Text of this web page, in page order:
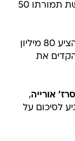
מילון ליש"א תמורת האלג'יראי, ודורשת תמורתו 50
* פריס סן ז'רמן לא עוצרת: מוכנה להציע 80 מיליון
את
סרז' אורייה,
לסיכום על